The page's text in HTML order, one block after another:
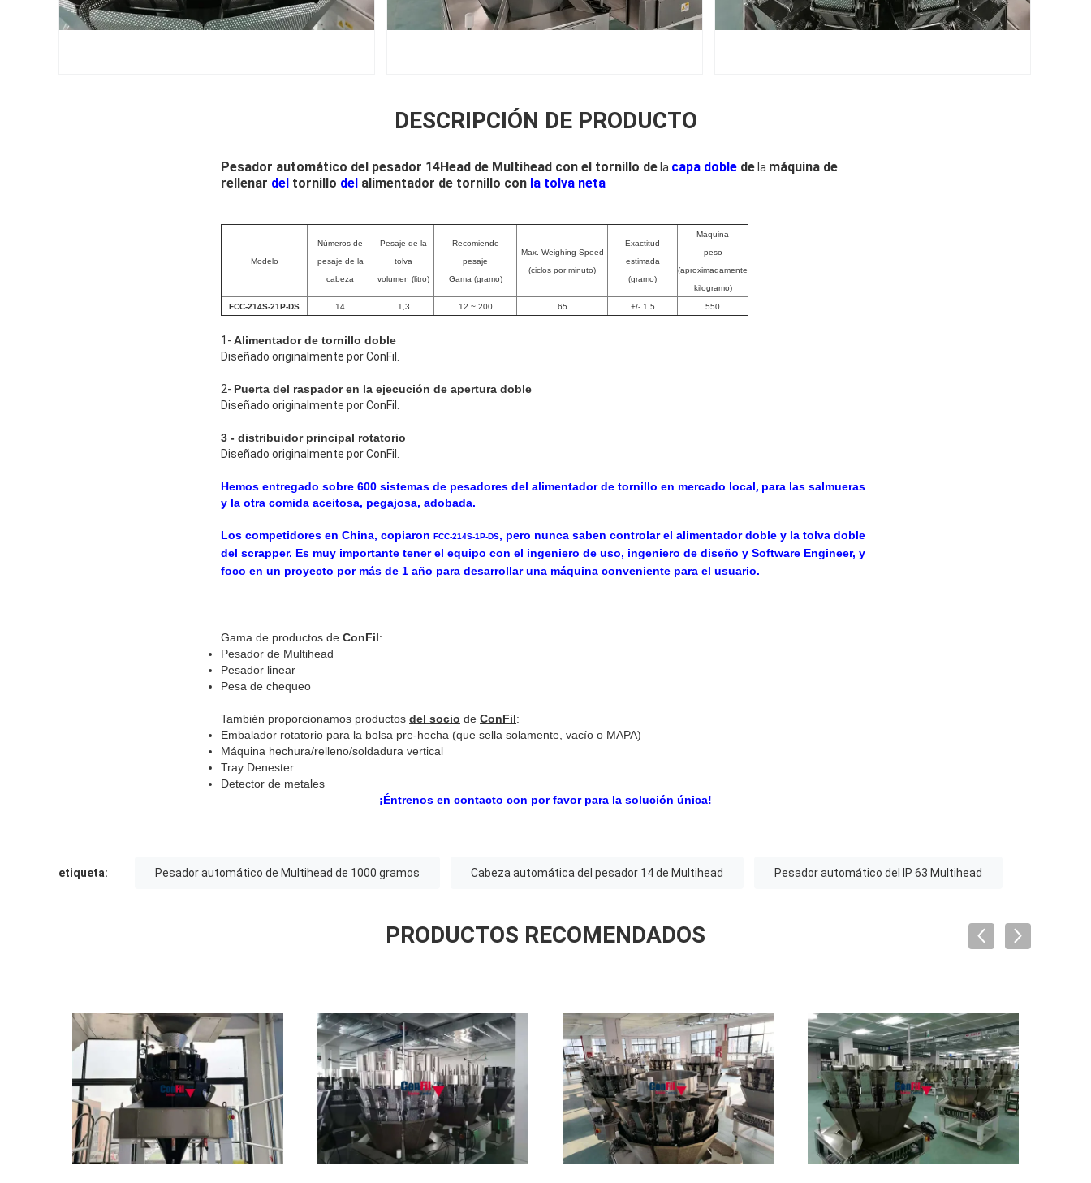
DESCRIPCIÓN DE PRODUCTO
Pesador automático del pesador 14Head de Multihead con el tornillo de la capa doble de la máquina de
rellenar del tornillo del alimentador de tornillo con la tolva neta
Modelo
Números de
pesaje de la
cabeza
Pesaje de la
tolva
volumen (litro)
Recomiende
pesaje
Gama (gramo)
Max. Weighing Speed
(ciclos por minuto)
Exactitud
estimada
(gramo)
Máquina
peso
(aproximadamente
kilogramo)
FCC-214S-21P-DS 14 1,3 12 ~ 200 65 +/- 1,5 550
1- Alimentador de tornillo doble
Diseñado originalmente por ConFil.
2- Puerta del raspador en la ejecución de apertura doble
Diseñado originalmente por ConFil.
3 - distribuidor principal rotatorio
Diseñado originalmente por ConFil.
Hemos entregado sobre 600 sistemas de pesadores del alimentador de tornillo en mercado local, para las salmueras
y la otra comida aceitosa, pegajosa, adobada.
Los competidores en China, copiaron FCC-214S-1P-DS, pero nunca saben controlar el alimentador doble y la tolva doble
del scrapper. Es muy importante tener el equipo con el ingeniero de uso, ingeniero de diseño y Software Engineer, y
foco en un proyecto por más de 1 año para desarrollar una máquina conveniente para el usuario.
Gama de productos de ConFil:
Pesador de Multihead
Pesador linear
Pesa de chequeo
También proporcionamos productos del socio de ConFil:
Embalador rotatorio para la bolsa pre-hecha (que sella solamente, vacío o MAPA)
Máquina hechura/relleno/soldadura vertical
Tray Denester
Detector de metales
¡Éntrenos en contacto con por favor para la solución única!
etiqueta: Pesador automático de Multihead de 1000 gramos Cabeza automática del pesador 14 de Multihead Pesador automático del IP 63 Multihead
PRODUCTOS RECOMENDADOS